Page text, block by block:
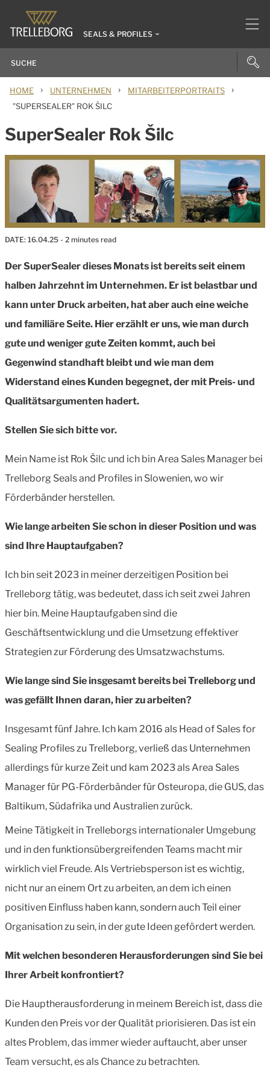
SEALS & PROFILES
HOME › UNTERNEHMEN › MITARBEITERPORTRAITS ›
"SUPERSEALER" ROK ŠILC
SuperSealer Rok Šilc
DATE: 16.04.25 - 2 minutes read
Der SuperSealer dieses Monats ist bereits seit einem
halben Jahrzehnt im Unternehmen. Er ist belastbar und
kann unter Druck arbeiten, hat aber auch eine weiche
und familiäre Seite. Hier erzählt er uns, wie man durch
gute und weniger gute Zeiten kommt, auch bei
Gegenwind standhaft bleibt und wie man dem
Widerstand eines Kunden begegnet, der mit Preis- und
Qualitätsargumenten hadert.
Stellen Sie sich bitte vor.
Mein Name ist Rok Šilc und ich bin Area Sales Manager bei
Trelleborg Seals and Profiles in Slowenien, wo wir
Förderbänder herstellen.
Wie lange arbeiten Sie schon in dieser Position und was
sind Ihre Hauptaufgaben?
Ich bin seit 2023 in meiner derzeitigen Position bei
Trelleborg tätig, was bedeutet, dass ich seit zwei Jahren
hier bin. Meine Hauptaufgaben sind die
Geschäftsentwicklung und die Umsetzung effektiver
Strategien zur Förderung des Umsatzwachstums.
Wie lange sind Sie insgesamt bereits bei Trelleborg und
was gefällt Ihnen daran, hier zu arbeiten?
Insgesamt fünf Jahre. Ich kam 2016 als Head of Sales for
Sealing Profiles zu Trelleborg, verließ das Unternehmen
allerdings für kurze Zeit und kam 2023 als Area Sales
Manager für PG-Förderbänder für Osteuropa, die GUS, das
Baltikum, Südafrika und Australien zurück.
Meine Tätigkeit in Trelleborgs internationaler Umgebung
und in den funktionsübergreifenden Teams macht mir
wirklich viel Freude. Als Vertriebsperson ist es wichtig,
nicht nur an einem Ort zu arbeiten, an dem ich einen
positiven Einfluss haben kann, sondern auch Teil einer
Organisation zu sein, in der gute Ideen gefördert werden.
Mit welchen besonderen Herausforderungen sind Sie bei
Ihrer Arbeit konfrontiert?
Die Hauptherausforderung in meinem Bereich ist, dass die
Kunden den Preis vor der Qualität priorisieren. Das ist ein
altes Problem, das immer wieder auftaucht, aber unser
Team versucht, es als Chance zu betrachten.